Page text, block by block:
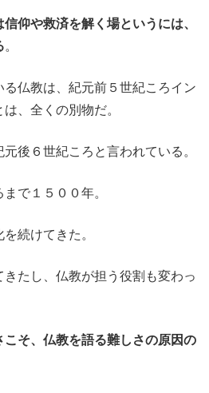
仰や救済を解く場というには、
。
仏教は、紀元前５世紀ころイン
、全くの別物だ。
後６世紀ころと言われている。
で１５００年。
続けてきた。
たし、仏教が担う役割も変わっ
そ、仏教を語る難しさの原因の